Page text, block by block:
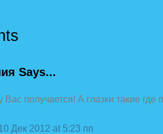
Says...
Вас получается! А глазки такие где
Дек 2012 at 5:23 пп